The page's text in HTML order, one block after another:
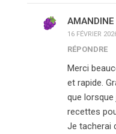
AMANDINE
16 FÉVRIER
RÉPONDRE
Merci
et rapide.
que lorsque
recettes
Je tacherai